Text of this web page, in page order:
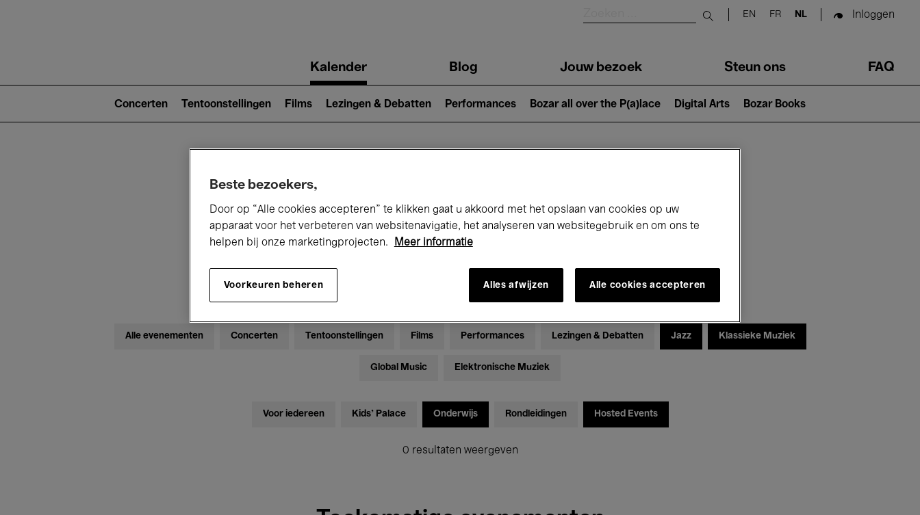
Submit search
EN FR NL Inloggen
navigationKalender Blog Jouw bezoek Steun ons FAQ
2)
Concerten Tentoonstellingen Films Lezingen & Debatten Performances Bozar all over the P(a)lace Digital Arts Bozar Books
Alle evenementen Concerten Tentoonstellingen Films Performances Lezingen & Debatten Jazz Klassieke Muziek
Global Music Elektronische Muziek
Voor iedereen Kids’ Palace Onderwijs Rondleidingen Hosted Events
0 resultaten weergeven
Beste bezoekers,
Door op “Alle cookies accepteren” te klikken gaat u akkoord met het opslaan van cookies op uw
apparaat voor het verbeteren van websitenavigatie, het analyseren van websitegebruik en om ons te
helpen bij onze marketingprojecten.
Meer informatie
Voorkeuren beheren Alles afwijzen Alle cookies accepteren